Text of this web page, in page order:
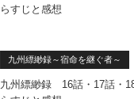
らすじと感想
九州縹緲録～宿命を継ぐ者～
九州縹緲録 16話・17話・